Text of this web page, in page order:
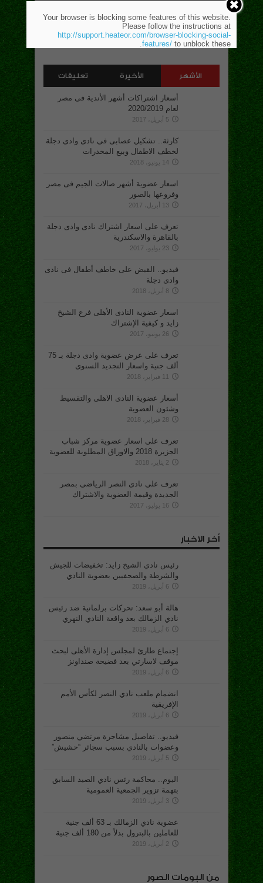
الأشهر الأخيرة تعليقات
أسعار اشتراكات أشهر الأندية فى مصر
لعام 2020/2019
5 أبريل، 2017
كارثة.. تشكيل عصابى فى نادى وادى دجلة
لخطف الاطفال وبيع المخدرات
14 يونيو، 2018
اسعار عضوية أشهر صالات الجيم فى مصر
وفروعها بالصور
13 أبريل، 2017
تعرف على اسعار اشتراك نادى وادى دجلة
بالقاهرة والاسكندرية
23 يوليو، 2017
فيديو.. القبض على خاطف أطفال فى نادى
وادى دجلة
8 أبريل، 2018
اسعار عضوية النادى الأهلى فرع الشيخ
زايد و كيفية الإشتراك
26 يونيو، 2017
تعرف على عرض عضوية وادى دجلة بـ 75
ألف جنية واسعار التجديد السنوى
11 فبراير، 2018
أسعار عضوية النادى الاهلى والتقسيط
وشئون العضوية
28 فبراير، 2018
تعرف على اسعار عضوية مركز شباب
الجزيرة 2018 والاوراق المطلوبة للعضوية
2 يناير، 2018
تعرف على نادى النصر الرياضى بمصر
الجديدة وقيمة العضوية والاشتراك
16 يوليو، 2017
أخر الاخبار
رئيس نادي الشيخ زايد: تخفيضات للجيش
والشرطة والصحفيين بعضوية النادي
6 أبريل، 2019
هالة أبو سعد: تحركات برلمانية ضد رئيس
نادي الزمالك بعد واقعة النادي النهري
6 أبريل، 2019
إجتماع طارئ لمجلس إدارة الأهلى لبحث
موقف لاسارتي بعد فضيحة صنداونز
6 أبريل، 2019
انضمام ملعب نادي النصر لكأس الأمم
الإفريقية
6 أبريل، 2019
فيديو.. تفاصيل مشاجرة مرتضي منصور
وعضوات بالنادي بسبب سجائر “حشيش”
5 أبريل، 2019
اليوم.. محاكمة رئس نادي الصيد السابق
بتهمة تزوير الجمعية العمومية
3 أبريل، 2019
عضوية نادي الزمالك بـ 63 ألف جنية
للعاملين بالبترول بدلاً من 180 ألف جنية
2 أبريل، 2019
من البومات الصور
Your browser is blocking some features of this website.
Please follow the instructions at
http://support.heateor.com/browser-blocking-social-
features/ to unblock these.